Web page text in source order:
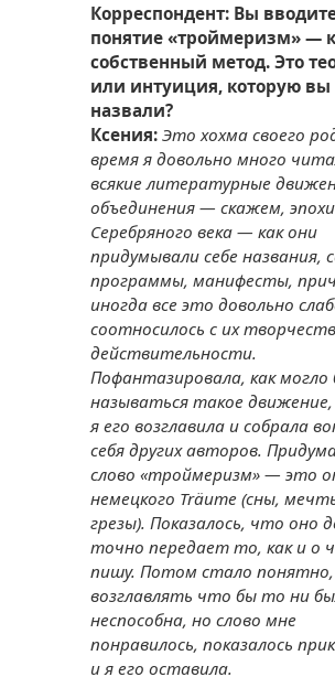
Корреспондент: Вы
понятие «троймеризм» —
собственный метод. Это
или интуиция, которую
назвали?
Ксения: Это хохма своего
время я довольно много
всякие литературные
объединения — скажем,
Серебряного века — как они
придумывали себе названия,
программы, манифесты,
иногда все это довольно
соотносилось с их
действительности.
Пофантазировала, как могло
называться такое движение,
я его возглавила и собрала
себя других авторов.
слово «троймеризм» — это
немецкого Träume (сны,
грезы). Показалось, что оно
точно передает то, как и о
пишу. Потом стало
возглавлять что бы то ни
неспособна, но слово мне
понравилось, показалось
и я его оставила.